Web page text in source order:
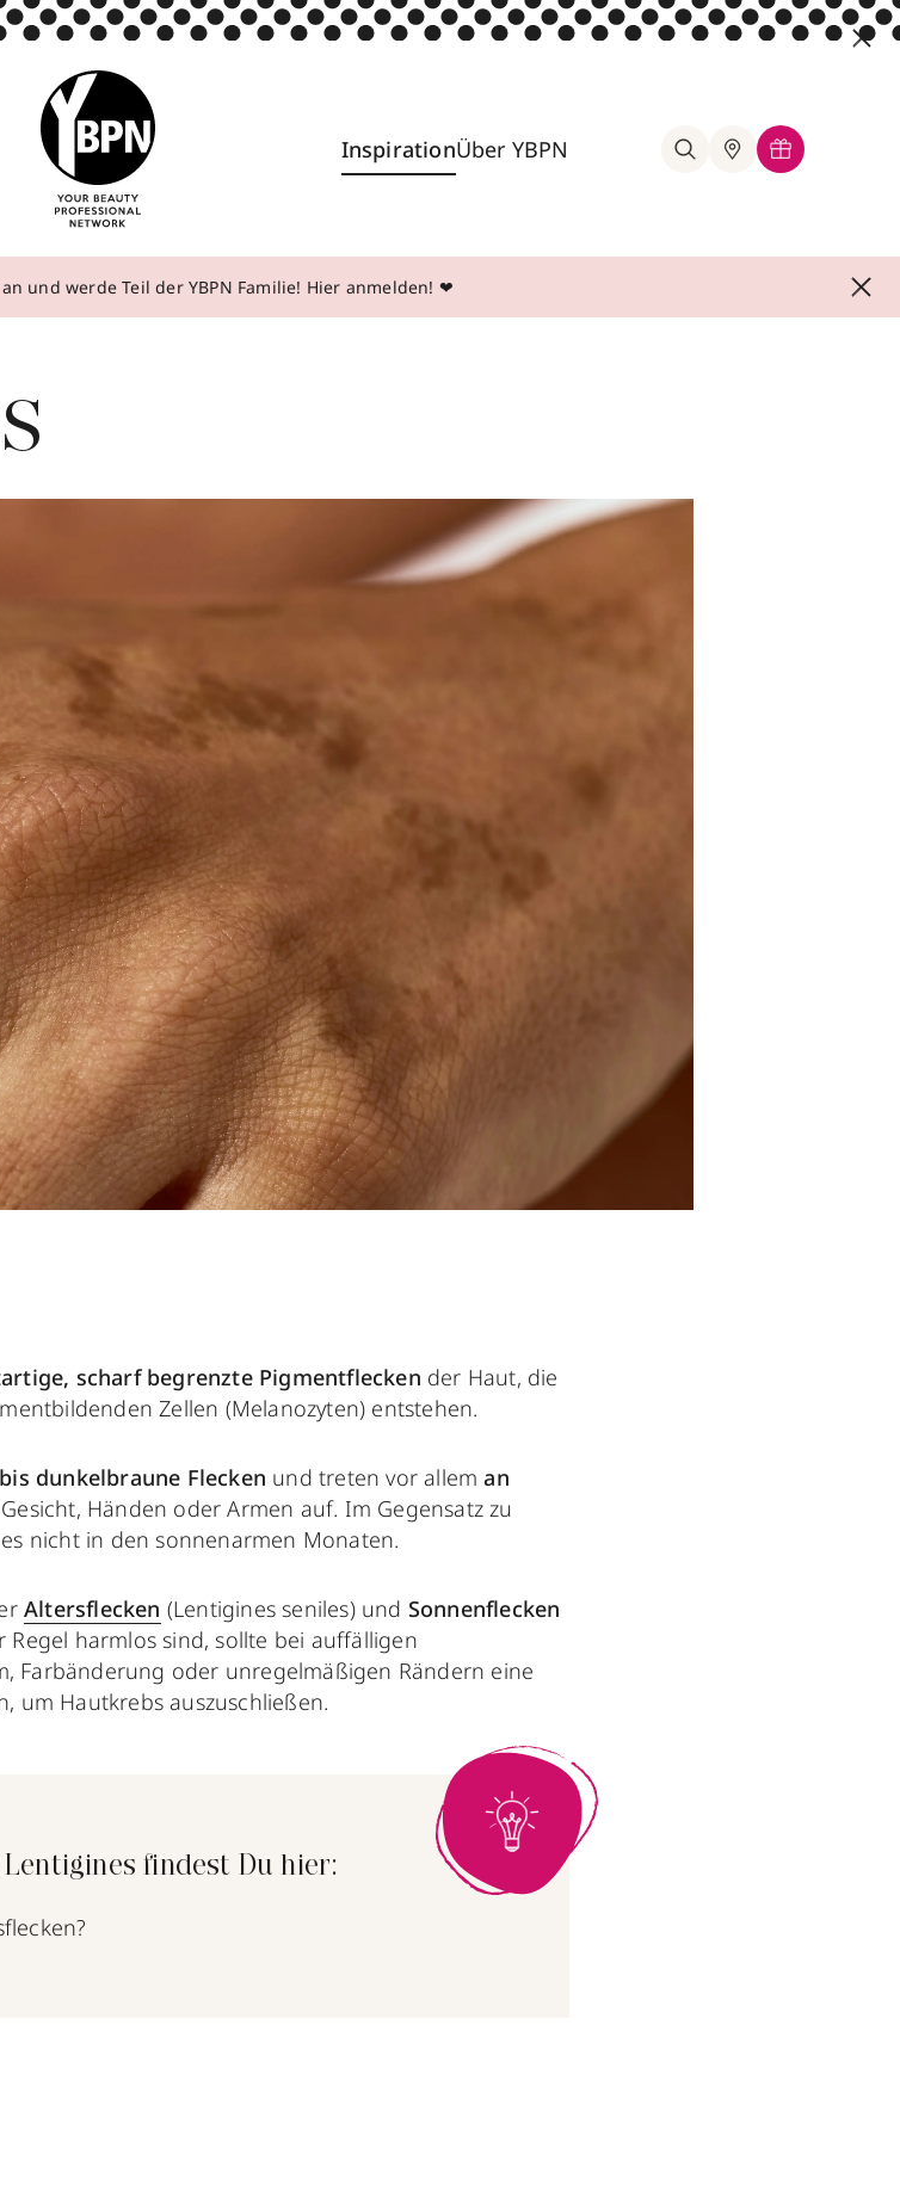
InspirationÜber YBPN
und werde Teil der YBPN Familie! Hier anmelden! ❤
scharf begrenzte Pigmentflecken der Haut, die
Zellen (Melanozyten) entstehen.
dunkelbraune Flecken und treten vor alleman
Händen oder Armen auf. Im Gegensatz zu
nicht in den sonnenarmen Monaten.
Altersflecken (Lentigines seniles) und Sonnenflecken
Regel harmlos sind, sollte bei auffälligen
Farbänderung oder unregelmäßigen Rändern eine
um Hautkrebs auszuschließen.
findest Du hier: